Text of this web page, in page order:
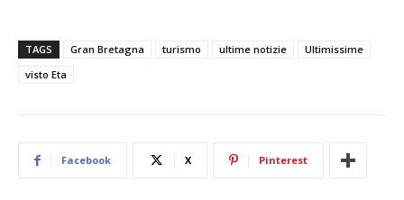
TAGS Gran Bretagna turismo ultime notizie
Ultimissime
visto Eta
Facebook X Pinterest